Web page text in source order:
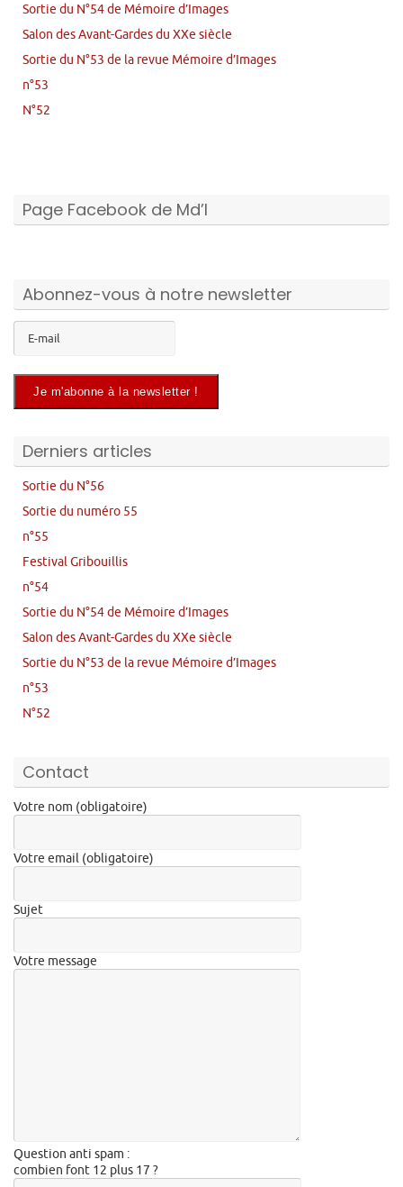
Sortie du N°54 de Mémoire d’Images
Salon des Avant-Gardes du XXe siècle
Sortie du N°53 de la revue Mémoire d’Images
n°53
N°52
Page Facebook de Md’I
Abonnez-vous à notre newsletter
Derniers articles
Sortie du N°56
Sortie du numéro 55
n°55
Festival Gribouillis
n°54
Sortie du N°54 de Mémoire d’Images
Salon des Avant-Gardes du XXe siècle
Sortie du N°53 de la revue Mémoire d’Images
n°53
N°52
Contact
Votre nom (obligatoire)
Votre email (obligatoire)
Sujet
Votre message
Question anti spam :
combien font 12 plus 17 ?